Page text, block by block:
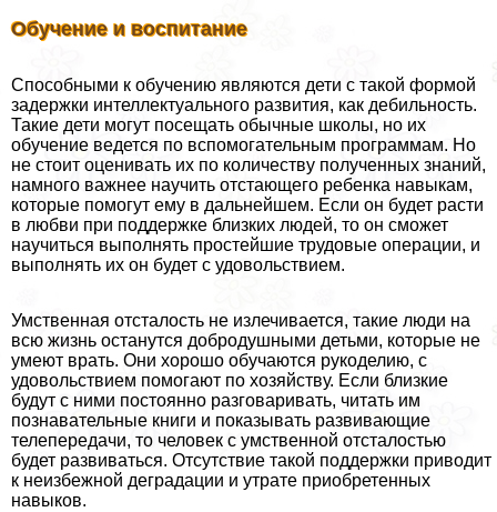
Обучение и воспитание
Способными к обучению являются дети с такой формой
задержки интеллектуального развития, как дeбильность.
Такие дети могут посещать обычные школы, но их
обучение ведется по вспомогательным программам. Но
не стоит оценивать их по количеству полученных знаний,
намного важнее научить отстающего ребенка навыкам,
которые помогут ему в дальнейшем. Если он будет расти
в любви при поддержке близких людей, то он сможет
научиться выполнять простейшие трудовые операции, и
выполнять их он будет с удовольствием.
Умственная отсталость не излечивается, такие люди на
всю жизнь останутся добродушными детьми, которые не
умеют врать. Они хорошо обучаются рукоделию, с
удовольствием помогают по хозяйству. Если близкие
будут с ними постоянно разговаривать, читать им
познавательные книги и показывать развивающие
телепередачи, то человек с умственной отсталостью
будет развиваться. Отсутствие такой поддержки приводит
к неизбежной деградации и утрате приобретенных
навыков.